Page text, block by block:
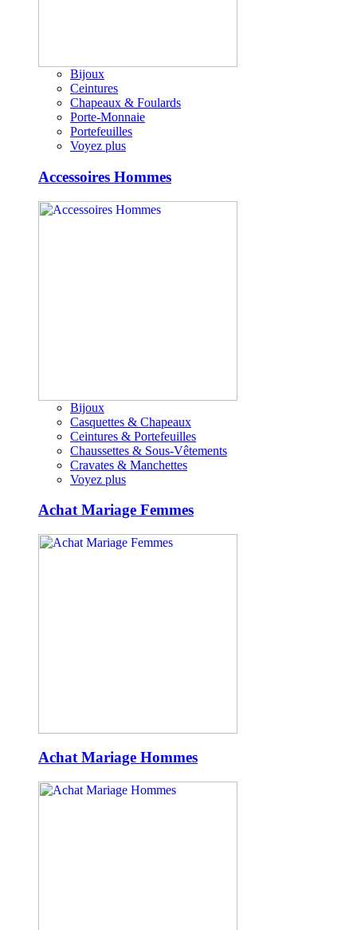
Bijoux
Ceintures
Chapeaux & Foulards
Porte-Monnaie
Portefeuilles
Voyez plus
Accessoires Hommes
Bijoux
Casquettes & Chapeaux
Ceintures & Portefeuilles
Chaussettes & Sous-Vêtements
Cravates & Manchettes
Voyez plus
Achat Mariage Femmes
Achat Mariage Hommes